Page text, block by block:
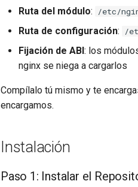
Ruta del módulo: /etc/
Ruta de configuración: /
Fijación de ABI: los
nginx se niega a cargarlos
Compílalo tú mismo y te
encargamos.
Instalación
Paso 1: Instalar el